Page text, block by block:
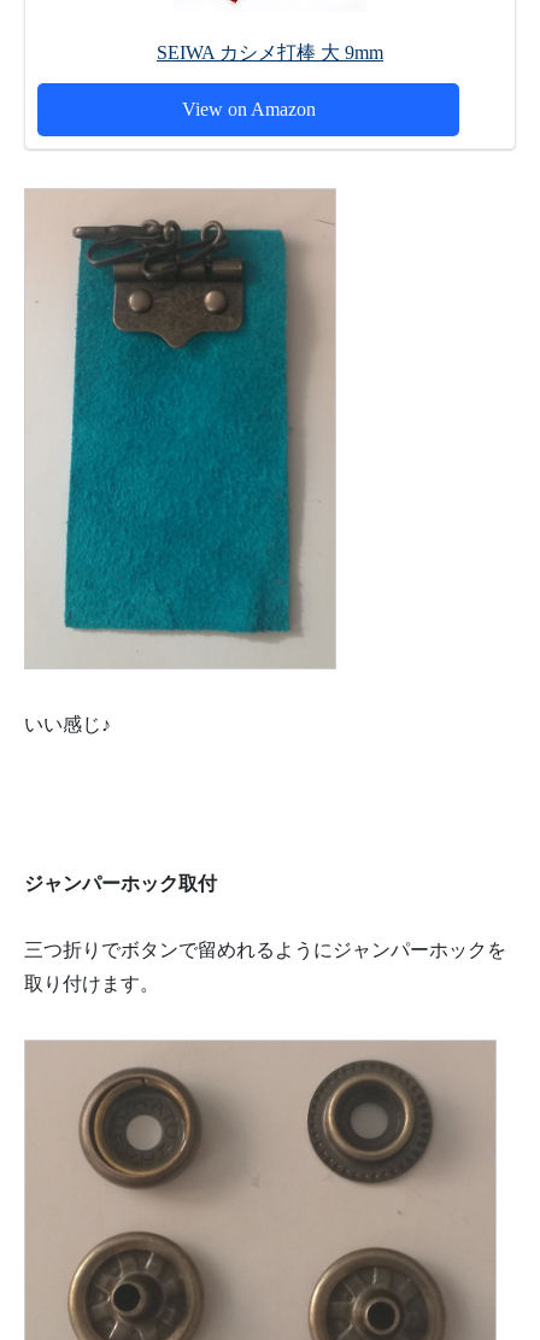
SEIWA カシメ打棒 大 9mm
View on Amazon
いい感じ♪
ジャンパーホック取付
三つ折りでボタンで留めれるようにジャンパーホックを
取り付けます。